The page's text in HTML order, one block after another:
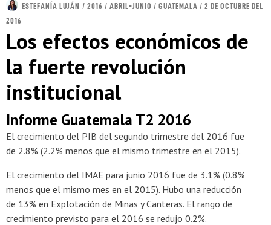
ESTEFANÍA LUJÁN / 2016 / ABRIL-JUNIO / GUATEMALA / 2 DE OCTUBRE DEL
2016
Los efectos económicos de
la fuerte revolución
institucional
Informe Guatemala T2 2016
El crecimiento del PIB del segundo trimestre del 2016 fue
de 2.8% (2.2% menos que el mismo trimestre en el 2015).
El crecimiento del IMAE para junio 2016 fue de 3.1% (0.8%
menos que el mismo mes en el 2015). Hubo una reducción
de 13% en Explotación de Minas y Canteras. El rango de
crecimiento previsto para el 2016 se redujo 0.2%.